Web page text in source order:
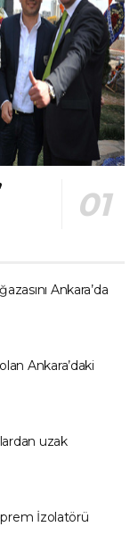
Ankara’da
Ankara’daki
uzak
İzolatörü